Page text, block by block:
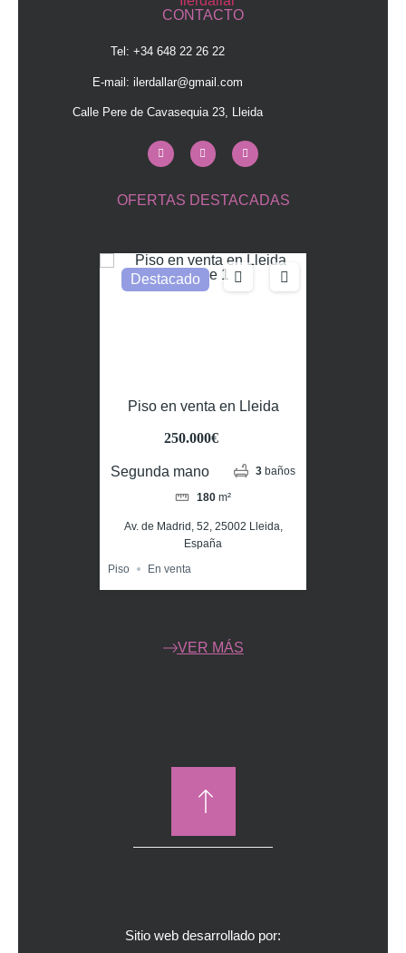
CONTACTO
Tel: +34 648 22 26 22
E-mail:ilerdallar@gmail.com
Calle Pere de Cavasequia 23, Lleida
OFERTAS DESTACADAS
Destacado
Piso en venta en Lleida
250.000€
Segunda mano 3 baños
180 m²
Av. de Madrid, 52, 25002 Lleida,
España
Piso En venta
VER MÁS
Sitio web desarrollado por: